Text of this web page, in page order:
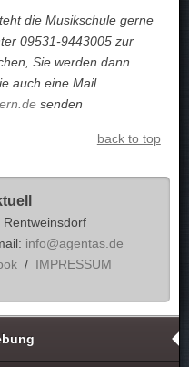
die Musikschule gerne
09531-9443005 zur
Sie werden dann
auch eine Mail
senden
back to top
info@agentas.de
/ IMPRESSUM